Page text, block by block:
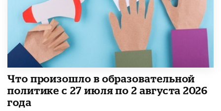
​Что произошло в образовательной
политике с 27 июля по 2 августа 2026
года